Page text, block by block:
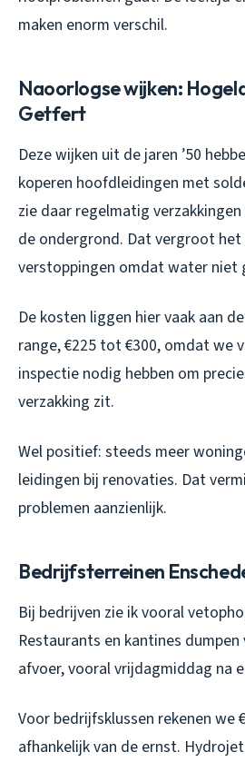
maken enorm verschil.
Naoorlogse wijken:
Getfert
Deze wijken uit de jaren ’50
koperen hoofdleidingen met
zie daar regelmatig
de ondergrond. Dat vergroot
verstoppingen omdat water niet
De kosten liggen hier vaak aan
range, €225 tot €300, omdat we
inspectie nodig hebben om
verzakking zit.
Wel positief: steeds meer
leidingen bij renovaties. Dat
problemen aanzienlijk.
Bedrijfsterreinen
Bij bedrijven zie ik vooral
Restaurants en kantines
afvoer, vooral vrijdagmiddag na
Voor bedrijfsklussen rekenen we
afhankelijk van de ernst.